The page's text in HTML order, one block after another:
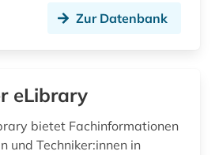
Zur Datenbank
eLibrary
bietet Fachinformationen
und Techniker:innen in